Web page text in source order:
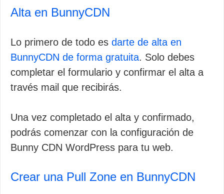
Alta en BunnyCDN
Lo primero de todo es darte de alta en
BunnyCDN de forma gratuita. Solo debes
completar el formulario y confirmar el alta a
través mail que recibirás.
Una vez completado el alta y confirmado,
podrás comenzar con la configuración de
Bunny CDN WordPress para tu web.
Crear una Pull Zone en BunnyCDN